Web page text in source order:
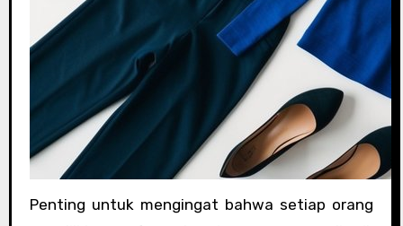
Penting untuk mengingat bahwa setiap orang